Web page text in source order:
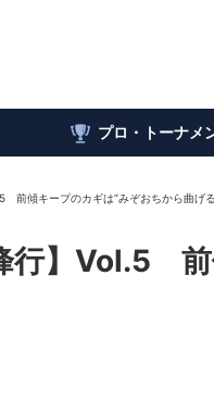
プロ・トーナメ
前傾キープのカギは“みぞおちから曲げ
行】Vol.5